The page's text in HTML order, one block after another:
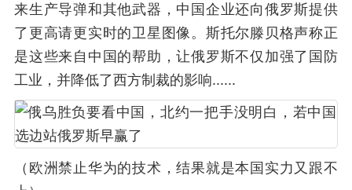
来生产导弹和其他武器，中国企业还向俄罗斯提供
了更高请更实时的卫星图像。斯托尔滕贝格声称正
是这些来自中国的帮助，让俄罗斯不仅加强了国防
工业，并降低了西方制裁的影响......
（欧洲禁止华为的技术，结果就是本国实力又跟不